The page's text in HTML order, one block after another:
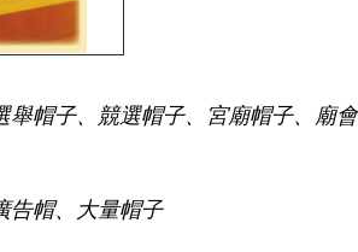
帽子、競選帽子、宮廟帽子、廟
告帽、大量帽子